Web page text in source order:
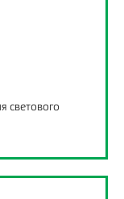
светового